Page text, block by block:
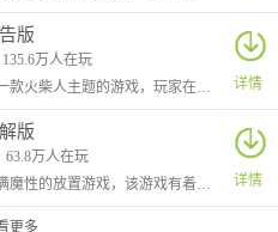
攻击键，可以进行上下绳攻
版
135.6万人在玩
火柴人绳索英雄破解版是一款火柴人主题的游戏，玩家在游戏中将控制火柴人前往指定的地点完成任务，在游戏中可以使用绳索、机枪等武器进行战斗，体验到超强的打击感。
详情
版
63.8万人在玩
龙之契约破解版是一款充满魔性的放置游戏，该游戏有着三路点杀模式，操作简单，还有龙宠养成、换装系统、绝世神器等趣味的游戏玩法，独创的法球系统和转生玩法，感兴趣的玩家快去下载吧！
详情
更多